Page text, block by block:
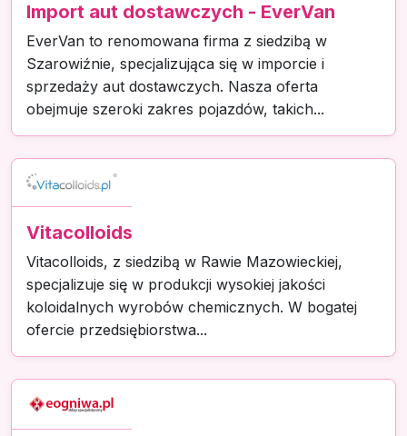
Import aut dostawczych - EverVan
EverVan to renomowana firma z siedzibą w
Szarowiźnie, specjalizująca się w imporcie i
sprzedaży aut dostawczych. Nasza oferta
obejmuje szeroki zakres pojazdów, takich...
Vitacolloids
Vitacolloids, z siedzibą w Rawie Mazowieckiej,
specjalizuje się w produkcji wysokiej jakości
koloidalnych wyrobów chemicznych. W bogatej
ofercie przedsiębiorstwa...